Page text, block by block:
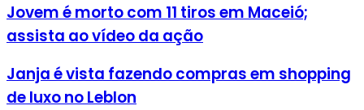
Jovem é morto com 11 tiros em Maceió;
assista ao vídeo da ação
Janja é vista fazendo compras em shopping
de luxo no Leblon